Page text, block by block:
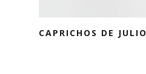
CAPRICHOS DE JULIO